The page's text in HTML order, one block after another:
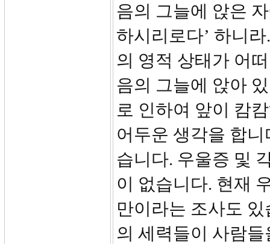
음의 그늘에 앉은
하시리로다’ 하니
의 영적 상태가 어
음의 그늘에 앉아
로 인하여 앞이 캄
어두운 생각을 합
습니다. 우울증 및
이 없습니다. 현재
만이라는 조사도
의 세력들이 사람